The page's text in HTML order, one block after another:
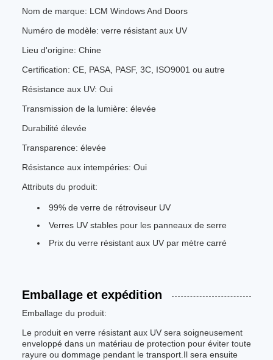
Nom de marque: LCM Windows And Doors
Numéro de modèle: verre résistant aux UV
Lieu d'origine: Chine
Certification: CE, PASA, PASF, 3C, ISO9001 ou autre
Résistance aux UV: Oui
Transmission de la lumière: élevée
Durabilité élevée
Transparence: élevée
Résistance aux intempéries: Oui
Attributs du produit:
99% de verre de rétroviseur UV
Verres UV stables pour les panneaux de serre
Prix du verre résistant aux UV par mètre carré
Emballage et expédition
Emballage du produit:
Le produit en verre résistant aux UV sera soigneusement
enveloppé dans un matériau de protection pour éviter toute
rayure ou dommage pendant le transport.Il sera ensuite